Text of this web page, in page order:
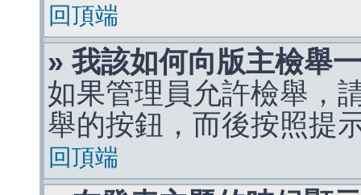
回頂端
» 我該如何向版主檢舉
如果管理員允許檢舉，
舉的按鈕，而後按照提
回頂端